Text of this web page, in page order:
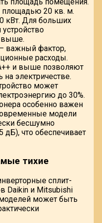
площадь помещения.
площадью 20 кв. м.
кВт. Для больших
выше.
важный фактор,
расходы.
и выше позволяют
на электричестве.
может
до 30%.
особенно важен
модели
бесшумно
что обеспечивает
тихие
сплит-
Daikin и Mitsubishi
может быть